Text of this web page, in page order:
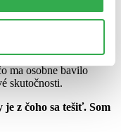
detektív, ktorý sa
už asi 5 rokov, no bez
na vás nečakajú žiadne
ma osobne bavilo
skutočnosti.
z čoho sa tešiť. Som